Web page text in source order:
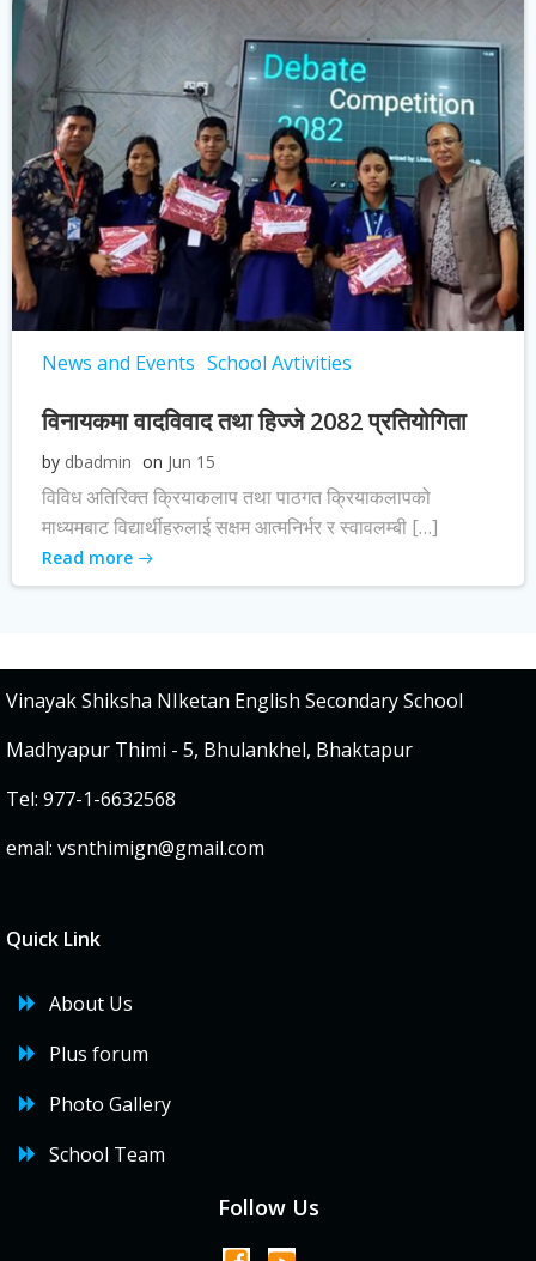
News and Events School Avtivities
विनायकमा वादविवाद तथा हिज्जे 2082 प्रतियोगिता
by dbadmin on Jun 15
विविध अतिरिक्त क्रियाकलाप तथा पाठगत क्रियाकलापको
माध्यमबाट विद्यार्थीहरुलाई सक्षम आत्मनिर्भर र स्वावलम्बी […]
Read more
Vinayak Shiksha NIketan English Secondary School
Madhyapur Thimi - 5, Bhulankhel, Bhaktapur
Tel: 977-1-6632568
emal: vsnthimign@gmail.com
Quick Link
About Us
Plus forum
Photo Gallery
School Team
Follow Us